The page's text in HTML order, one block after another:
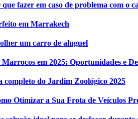
fazer em caso de problema com o
em Marrakech
um carro de aluguel
em 2025: Oportunidades e
completo do Jardim Zoológico 2025
Otimizar a Sua Frota de Veículos